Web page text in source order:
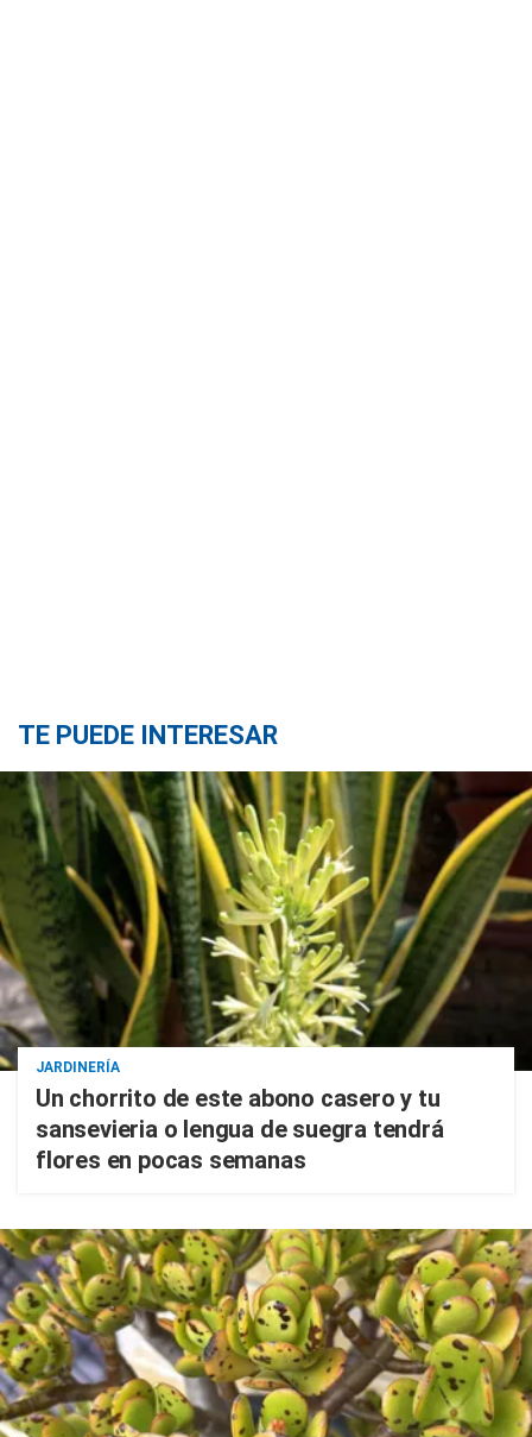
TE PUEDE INTERESAR
JARDINERÍA
Un chorrito de este abono casero y tu
sansevieria o lengua de suegra tendrá
flores en pocas semanas